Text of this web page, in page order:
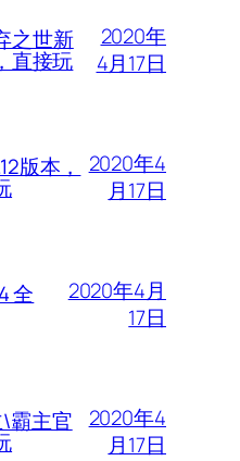
之世新
直接玩
2020年
4月17日
版本，
2020年4
月17日
全
2020年4月
17日
霸主官
2020年4
月17日